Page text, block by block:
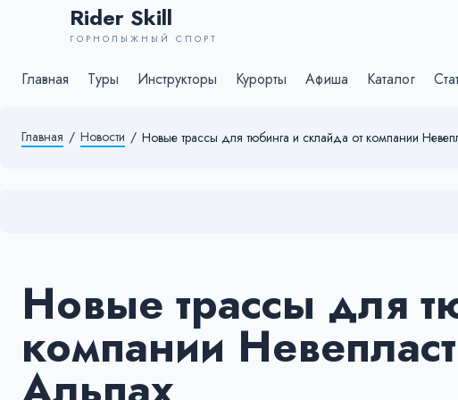
Rider Skill
ГОРНОЛЫЖНЫЙ СПОРТ
Главная Туры Инструкторы Курорты Афиша Каталог
Главная / Новости / Новые трассы для тюбинга и склайда от компании
Новые трассы для
компании